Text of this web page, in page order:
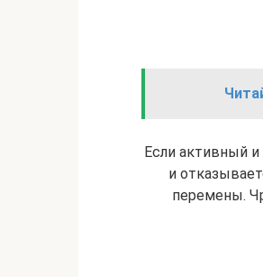
Если активный и
и
перемены.